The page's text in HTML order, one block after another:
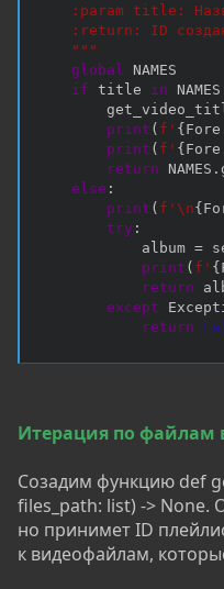
:param title:
:return: ID
    """
global NAMES
if title in NAMES
print ( f' { Fore
print ( f' { Fore
return NAMES .
else :
print ( f'\n{
try :
            album
=
print ( f' {
return
except
return
Итерация по файлам
Созадим функцию def
files_path: list) -> None.
но принимет ID
к видеофайлам,